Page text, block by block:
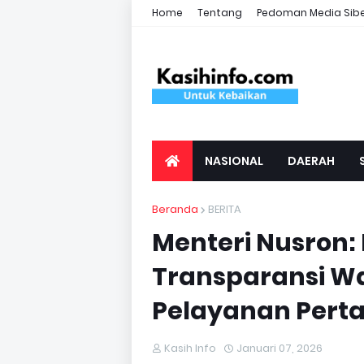
Home Tentang Pedoman Media
NASIONAL DAERAH
Beranda BERITA
Menteri
Transparansi
Pelayanan
Kasih Info Januari 07, 2026